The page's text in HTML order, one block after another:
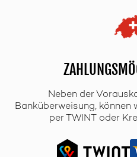
Neben der
Banküberweisung, können
per TWINT oder